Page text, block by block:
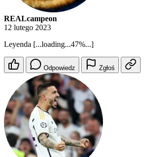
REALcampeon
12 lutego 2023
Leyenda [...loading...47%...]
Odpowiedz Zgłoś